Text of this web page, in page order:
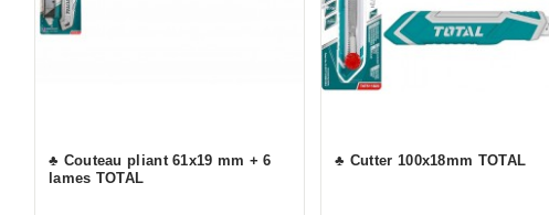
♣ Couteau pliant 61x19 mm + 6
lames TOTAL
♣ Cutter 100x18mm TOTAL